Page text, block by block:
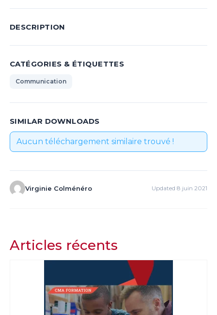
DESCRIPTION
CATÉGORIES & ÉTIQUETTES
Communication
SIMILAR DOWNLOADS
Aucun téléchargement similaire trouvé !
Virginie Colménéro Updated 8 juin 2021
Articles récents